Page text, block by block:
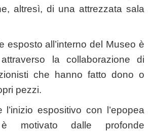
altresì, di una attrezzata sala
esposto all’interno del Museo è
la collaborazione di
che hanno fatto dono o
pezzi.
l’inizio espositivo con l’epopea
è motivato dalle profonde